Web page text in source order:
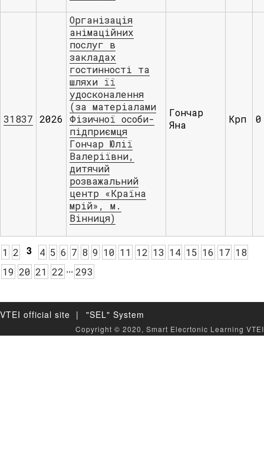
31837 2026
Організація
анімаційних
послуг в
закладах
гостинності та
шляхи її
удосконалення
(за матеріалами
Фізичної особи-
підприємця
Гончар Юлії
Валеріївни,
дитячий
розважальний
центр «Країна
мрій», м.
Вінниця)
Гончар
Яна
Крп 0
1 2 3 4 5 6 7 8 9 10 11 12 13 14 15 16 17 18
19 20 21 22 ... 293
VTEI official site | "SEL" System
Copyright © 2020, Smart Elecrtonic Learning VTEI